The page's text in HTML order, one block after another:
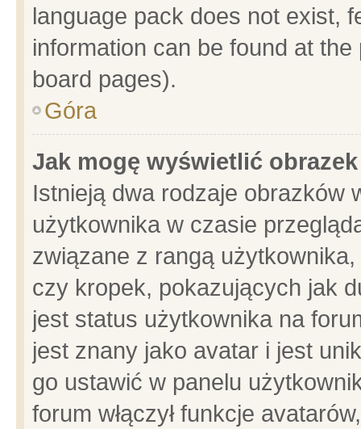
language pack does not exist,
information can be found at
board pages).
Góra
Jak mogę wyświetlić
Istnieją dwa rodzaje obrazków
użytkownika w czasie
związane z rangą
czy kropek, pokazujących jak
jest status użytkownika na
jest znany jako avatar i jest
go ustawić w panelu
forum włączył funkcje